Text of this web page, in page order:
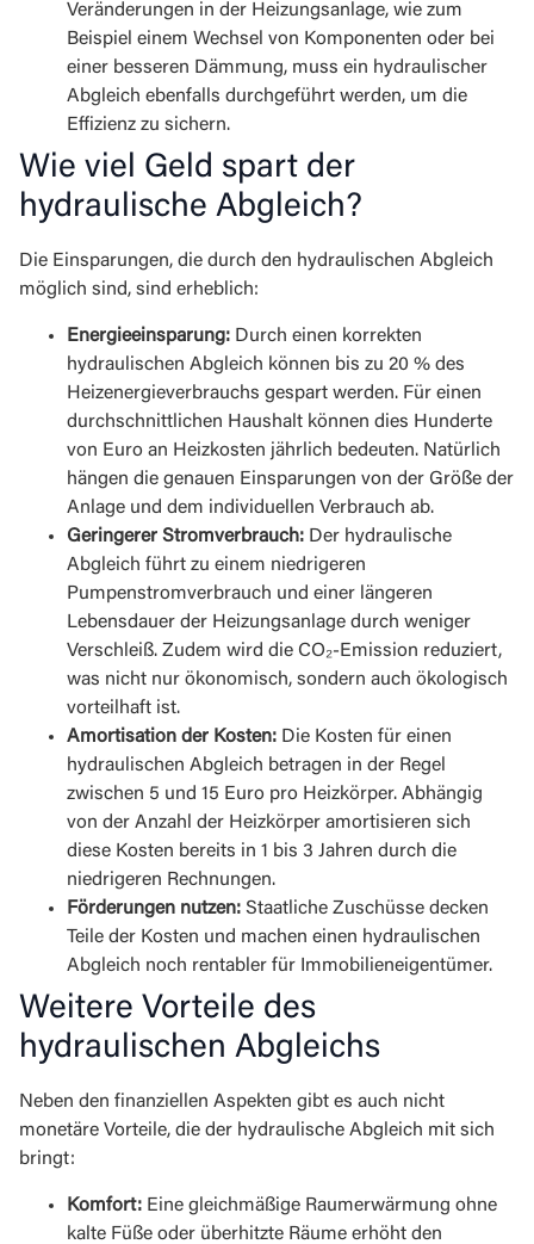
Veränderungen in der Heizungsanlage, wie zum
Beispiel einem Wechsel von Komponenten oder bei
einer besseren Dämmung, muss ein hydraulischer
Abgleich ebenfalls durchgeführt werden, um die
Effizienz zu sichern.
Wie viel Geld spart der
hydraulische Abgleich?
Die Einsparungen, die durch den hydraulischen Abgleich
möglich sind, sind erheblich:
Energieeinsparung: Durch einen korrekten
hydraulischen Abgleich können bis zu 20 % des
Heizenergieverbrauchs gespart werden. Für einen
durchschnittlichen Haushalt können dies Hunderte
von Euro an Heizkosten jährlich bedeuten. Natürlich
hängen die genauen Einsparungen von der Größe der
Anlage und dem individuellen Verbrauch ab.
Geringerer Stromverbrauch: Der hydraulische
Abgleich führt zu einem niedrigeren
Pumpenstromverbrauch und einer längeren
Lebensdauer der Heizungsanlage durch weniger
Verschleiß. Zudem wird die CO₂-Emission reduziert,
was nicht nur ökonomisch, sondern auch ökologisch
vorteilhaft ist.
Amortisation der Kosten: Die Kosten für einen
hydraulischen Abgleich betragen in der Regel
zwischen 5 und 15 Euro pro Heizkörper. Abhängig
von der Anzahl der Heizkörper amortisieren sich
diese Kosten bereits in 1 bis 3 Jahren durch die
niedrigeren Rechnungen.
Förderungen nutzen: Staatliche Zuschüsse decken
Teile der Kosten und machen einen hydraulischen
Abgleich noch rentabler für Immobilieneigentümer.
Weitere Vorteile des
hydraulischen Abgleichs
Neben den finanziellen Aspekten gibt es auch nicht
monetäre Vorteile, die der hydraulische Abgleich mit sich
bringt:
Komfort: Eine gleichmäßige Raumerwärmung ohne
kalte Füße oder überhitzte Räume erhöht den